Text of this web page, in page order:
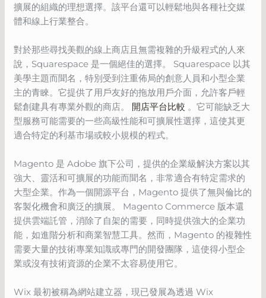
擴展的組織的理想選擇。該平台還可以輕鬆地與各種社交媒
體和線上行業整合。
對於那些尋找美觀的線上商店且無需複雜的升級程式的人來
說，Squarespace 是一個絕佳的選擇。 Squarespace 以其
美學主題而聞名，特別受到注重佈局的創意人員和小型企業
主的青睞。它提供了用戶友好的拖放用戶介面，允許客戶輕
鬆創建具有專業外觀的商店。 開店平台比較 。它可能缺乏大
型服務可能需要的一些高級性能和可擴展性選擇，這使其更
適合特定的利基市場或較小規模的程式。
Magento 是 Adobe 旗下公司，提供的企業級解決方案以其
強大、靈活和可擴展的功能而聞名，非常適合有特定需求的
大型企業。作為一個開源平台，Magento 提供了無與倫比的
客製化機會和廣泛的擴展。 Magento Commerce 版本還
提供雲端託管，消除了自架的需要，同時提供強大的企業功
能，如進階分析和商業智慧工具。然而，Magento 的複雜性
需要大量的技術專業知識或專門的開發團隊，這使得小型企
業或沒有技術資源的企業不太容易使用它。
Wix 最初被稱為網站建立器，現已發展為透過 Wix